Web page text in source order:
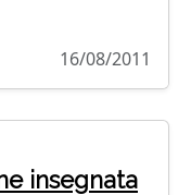
16/08/2011
insegnata